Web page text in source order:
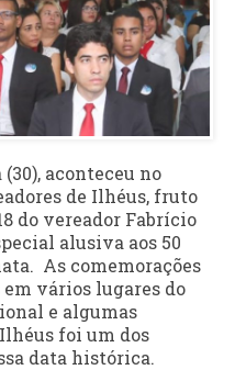
aconteceu no
de Ilhéus, fruto
do vereador Fabrício
alusiva aos 50
As comemorações
vários lugares do
e algumas
foi um dos
data histórica.